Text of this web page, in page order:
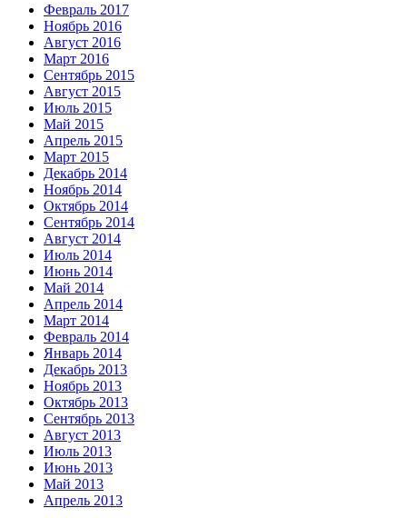
Февраль 2017
Ноябрь 2016
Август 2016
Март 2016
Сентябрь 2015
Август 2015
Июль 2015
Май 2015
Апрель 2015
Март 2015
Декабрь 2014
Ноябрь 2014
Октябрь 2014
Сентябрь 2014
Август 2014
Июль 2014
Июнь 2014
Май 2014
Апрель 2014
Март 2014
Февраль 2014
Январь 2014
Декабрь 2013
Ноябрь 2013
Октябрь 2013
Сентябрь 2013
Август 2013
Июль 2013
Июнь 2013
Май 2013
Апрель 2013